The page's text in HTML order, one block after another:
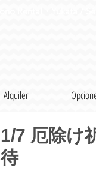
Alquiler
1/7 厄除け
待